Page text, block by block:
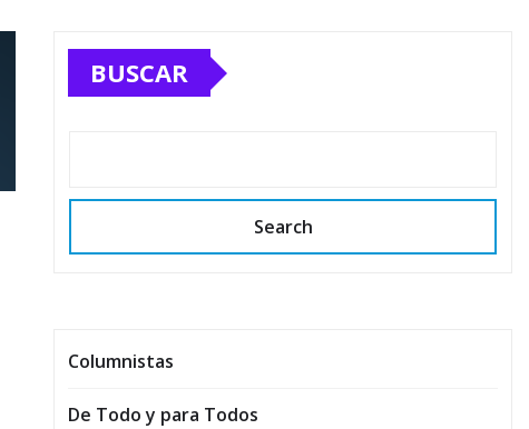
BUSCAR
Search
Columnistas
De Todo y para Todos